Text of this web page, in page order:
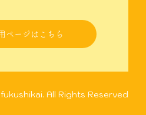
ページはこちら
All Rights Reserved